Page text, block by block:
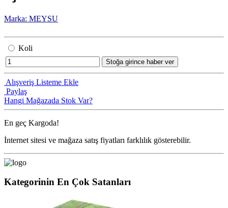
Marka: MEYSU
Koli
Stoğa girince haber ver
Alışveriş Listeme Ekle
Paylaş
Hangi Mağazada Stok Var?
En geç Kargoda!
İnternet sitesi ve mağaza satış fiyatları farklılık gösterebilir.
Kategorinin En Çok Satanları